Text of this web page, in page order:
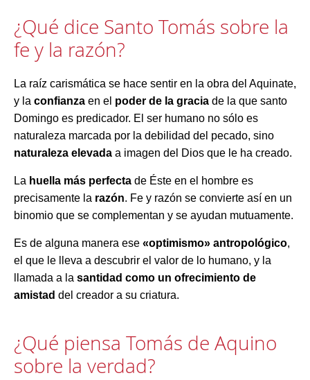
¿Qué dice Santo Tomás sobre la
fe y la razón?
La raíz carismática se hace sentir en la obra del Aquinate,
y la confianza en el poder de la gracia de la que santo
Domingo es predicador. El ser humano no sólo es
naturaleza marcada por la debilidad del pecado, sino
naturaleza elevada a imagen del Dios que le ha creado.
La huella más perfecta de Éste en el hombre es
precisamente la razón. Fe y razón se convierte así en un
binomio que se complementan y se ayudan mutuamente.
Es de alguna manera ese «optimismo» antropológico,
el que le lleva a descubrir el valor de lo humano, y la
llamada a la santidad como un ofrecimiento de
amistad del creador a su criatura.
¿Qué piensa Tomás de Aquino
sobre la verdad?